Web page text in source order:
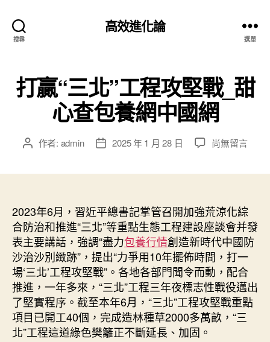
搜尋
高效進化論
選單
打贏“三北”工程攻堅戰_甜
心查包養網中國網
文 作者: admin
文
期
2025 年 1 月 28 日
在
工
程
攻
堅
戰
_
甜
心
查
尚無留言
2023年6月，習近平總書記掌管召開加強荒涼化綜
合防治和推進“三北”等重點生態工程建設座談會并發
表主要講話，強調“盡力包養行情創造新時代中國防
沙治沙別緻跡”，提出“力爭用10年擺佈時間，打一
場‘三北’工程攻堅戰”。各地各部門聞令而動，配合
推進，一年多來，“三北”工程三年夜標志性戰役邁出
了堅實程序。截至本年6月，“三北”工程攻堅戰重點
項目已開工40個，完成造林種草2000多萬畝，“三
北”工程這道綠色樊籬正不斷延長、加固。